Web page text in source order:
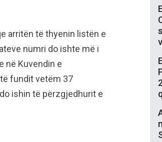
arritën të thyenin listën e
numri do ishte më i
në Kuvendin e
fundit vetëm 37
ishin të përzgjedhurit e